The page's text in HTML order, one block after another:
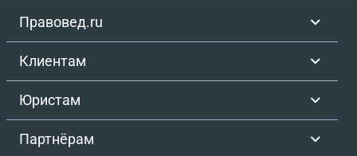
Правовед.ru
Клиентам
Юристам
Партнёрам